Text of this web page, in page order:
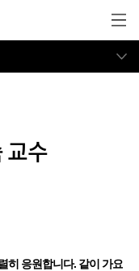
교수
히 응원합니다. 같이 가요